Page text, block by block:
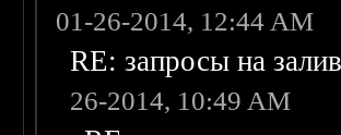
01-26-2014, 12:44 AM
RE: запросы на
26-2014, 10:49 AM